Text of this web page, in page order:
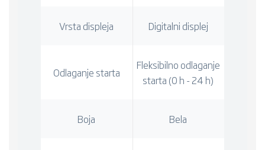
Vrsta displeja Digitalni displej
Odlaganje starta
Fleksibilno odlaganje
starta (0 h - 24 h)
Boja Bela